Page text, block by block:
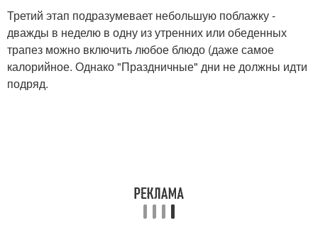
Третий этап подразумевает небольшую поблажку -
дважды в неделю в одну из утренних или обеденных
трапез можно включить любое блюдо (даже самое
калорийное. Однако "Праздничные" дни не должны идти
подряд.